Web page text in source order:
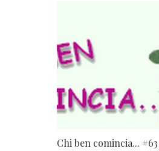
Chi ben comincia... #63